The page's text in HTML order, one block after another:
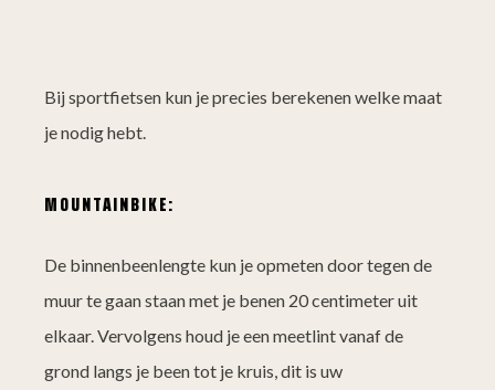
Bij sportfietsen kun je precies berekenen welke maat
je nodig hebt.
MOUNTAINBIKE:
De binnenbeenlengte kun je opmeten door tegen de
muur te gaan staan met je benen 20 centimeter uit
elkaar. Vervolgens houd je een meetlint vanaf de
grond langs je been tot je kruis, dit is uw